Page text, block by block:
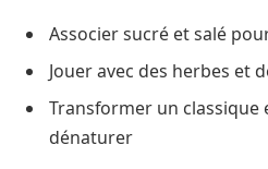
Associer sucré et salé
Jouer avec des herbes et
Transformer un classique
dénaturer